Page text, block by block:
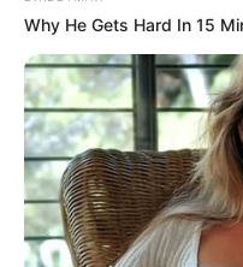
de chacun d’entre eux.
Jeux à
Why He Gets Hard In 15